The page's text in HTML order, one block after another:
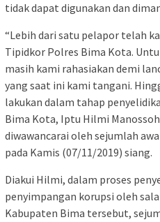
tidak dapat digunakan dan
“Lebih dari satu pelapor telah
Tipidkor Polres Bima Kota.
masih kami rahasiakan demi
yang saat ini kami tangani.
lakukan dalam tahap
Bima Kota, Iptu Hilmi
diwawancarai oleh sejumlah
pada Kamis (07/11/2019) siang.
Diakui Hilmi, dalam proses
penyimpangan korupsi oleh
Kabupaten Bima tersebut,